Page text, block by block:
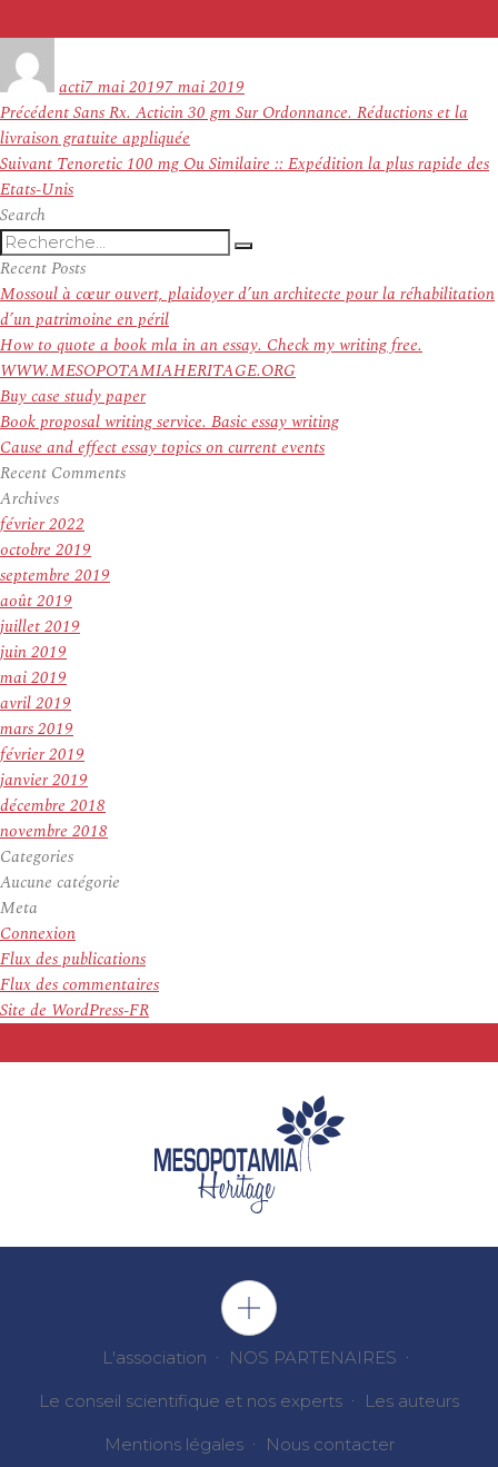
actile
7 mai 20197 mai 2019
Navigation
de
l’article
PrécédentArticle
précédent :
Sans Rx. Acticin 30 gm Sur Ordonnance. Réductions et la
livraison gratuite appliquée
Suivant Article
suivant :
Tenoretic 100 mg Ou Similaire :: Expédition la plus rapide des
Etats-Unis
Search
Recherche
pour
:
Recherche
Recent Posts
Mossoul à cœur ouvert, plaidoyer d’un architecte pour la réhabilitation
d’un patrimoine en péril
How to quote a book mla in an essay. Check my writing free.
WWW.MESOPOTAMIAHERITAGE.ORG
Buy case study paper
Book proposal writing service. Basic essay writing
Cause and effect essay topics on current events
Recent Comments
Archives
février 2022
octobre 2019
septembre 2019
août 2019
juillet 2019
juin 2019
mai 2019
avril 2019
mars 2019
février 2019
janvier 2019
décembre 2018
novembre 2018
Categories
Aucune catégorie
Meta
Connexion
Flux des publications
Flux des commentaires
Site de WordPress-FR
L'association NOS PARTENAIRES
Le conseil scientifique et nos experts Les auteurs
Mentions légales Nous contacter